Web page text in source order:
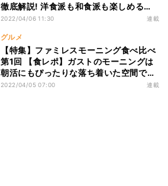
徹底解説! 洋食派も和食派も楽しめる朝
食メニューとは? - 店で焼き上げるパン
2022/04/06 11:30 連載
グルメ
【特集】ファミレスモーニング食べ比べ
第1回 【食レポ】ガストのモーニングは
朝活にもぴったりな落ち着いた空間でし
た
2022/04/05 07:00 連載